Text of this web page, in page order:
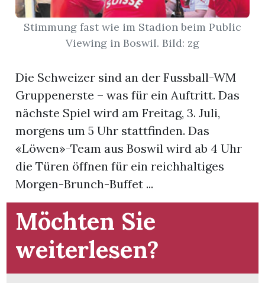
Bremgarten
Stimmung fast wie im Stadion beim Public
Viewing in Boswil. Bild: zg
Die Schweizer sind an der Fussball-WM
Gruppenerste – was für ein Auftritt. Das
nächste Spiel wird am Freitag, 3. Juli,
morgens um 5 Uhr stattfinden. Das
«Löwen»-Team aus Boswil wird ab 4 Uhr
die Türen öffnen für ein reichhaltiges
Morgen-Brunch-Buffet ...
Möchten Sie
weiterlesen?